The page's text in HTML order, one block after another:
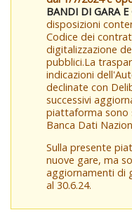
BANDI DI GARA
disposizioni
Codice dei
digitalizzazione
pubblici.La
indicazioni
declinate con
successivi
piattaforma sono
Banca Dati
Sulla presente
nuove gare, ma
aggiornamenti di
al 30.6.24.